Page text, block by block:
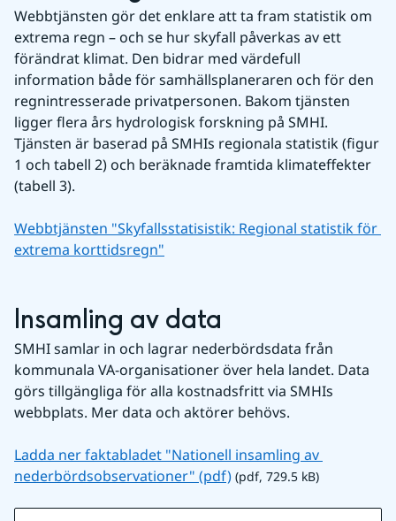
Webbtjänsten gör det enklare att ta fram statistik om
extrema regn – och se hur skyfall påverkas av ett
förändrat klimat. Den bidrar med värdefull
information både för samhällsplaneraren och för den
regnintresserade privatpersonen. Bakom tjänsten
ligger flera års hydrologisk forskning på SMHI.
Tjänsten är baserad på SMHIs regionala statistik (figur
1 och tabell 2) och beräknade framtida klimateffekter
(tabell 3).
Webbtjänsten "Skyfallsstatisistik: Regional statistik för
extrema korttidsregn"
Insamling av data
SMHI samlar in och lagrar nederbördsdata från
kommunala VA-organisationer över hela landet. Data
görs tillgängliga för alla kostnadsfritt via SMHIs
webbplats. Mer data och aktörer behövs.
Ladda ner faktabladet "Nationell insamling av
nederbördsobservationer" (pdf)pdf, 729.5 kB.
(pdf, 729.5 kB)